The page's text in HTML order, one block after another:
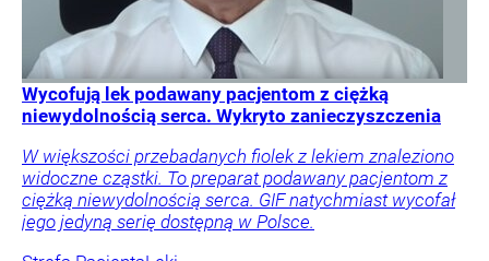
Wycofują lek podawany pacjentom z ciężką
niewydolnością serca. Wykryto zanieczyszczenia
W większości przebadanych fiolek z lekiem znaleziono
widoczne cząstki. To preparat podawany pacjentom z
ciężką niewydolnością serca. GIF natychmiast wycofał
jego jedyną serię dostępną w Polsce.